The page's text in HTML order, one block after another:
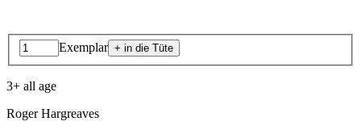
Exemplar
3+ all age
Roger Hargreaves